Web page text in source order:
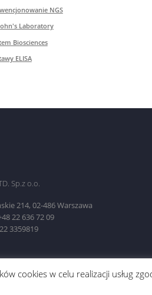
NGS
Laboratory
Biosciences
ELISA
Sp.z o.o.
214, 02-486 Warszawa
22 636 72 09
3359819
cookies w celu realizacji usług